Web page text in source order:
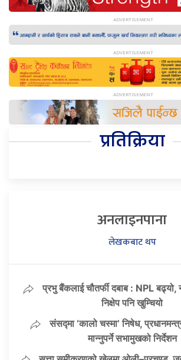
प्रतिक्रिया
अनलाइनपाना
लेखकबाट थप
प्रभु बैंकलाई चौतर्फी दबाब : NPL बढ्यो,
निक्षेप पनि खुम्चियो
संसद्मा ‘कालो चस्मा’ निषेध,
मान्नुपर्ने सभामुखको निर्देशन